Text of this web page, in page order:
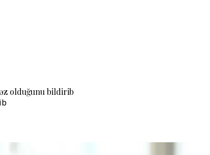
olduğunu bildirib